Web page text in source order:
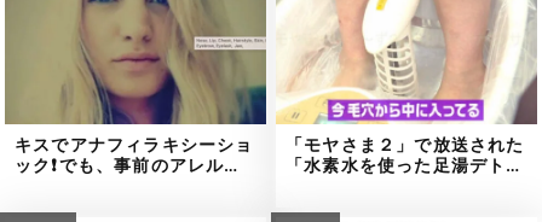
キスでアナフィラキシーショ
ック❗でも、事前のアレル…
「モヤさま２」で放送された
「水素水を使った足湯デト…